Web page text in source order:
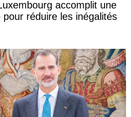
accomplit une
réduire les inégalités